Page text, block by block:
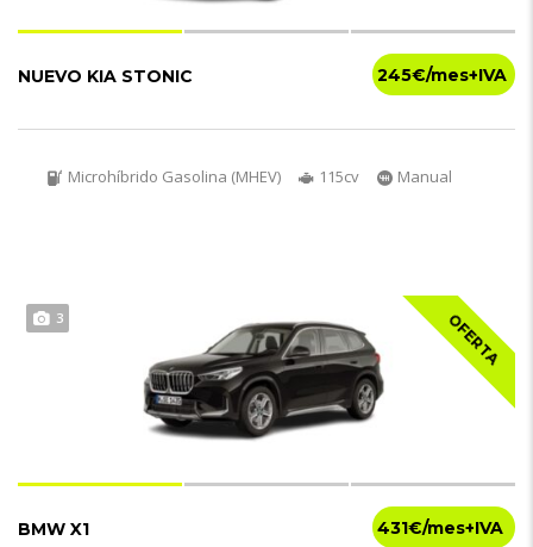
245€
NUEVO KIA STONIC
Microhíbrido Gasolina (MHEV) 115cv Manual
OFERTA
3
431€
BMW X1